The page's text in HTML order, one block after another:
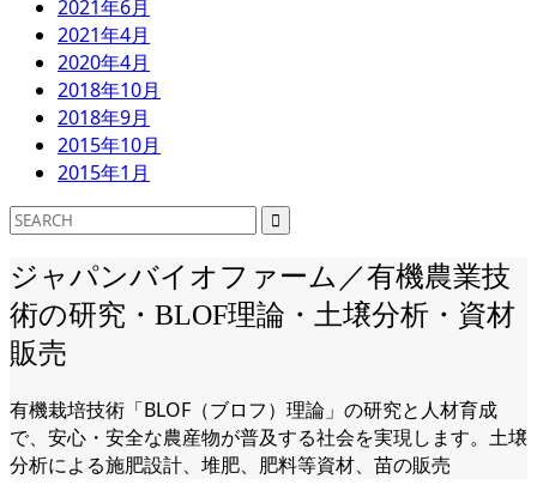
2021年6月
2021年4月
2020年4月
2018年10月
2018年9月
2015年10月
2015年1月
ジャパンバイオファーム／有機農業技
術の研究・BLOF理論・土壌分析・資材
販売
有機栽培技術「BLOF（ブロフ）理論」の研究と人材育成
で、安心・安全な農産物が普及する社会を実現します。土壌
分析による施肥設計、堆肥、肥料等資材、苗の販売